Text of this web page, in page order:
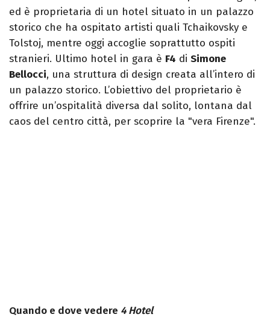
ed è proprietaria di un hotel situato in un palazzo
storico che ha ospitato artisti quali Tchaikovsky e
Tolstoj, mentre oggi accoglie soprattutto ospiti
stranieri. Ultimo hotel in gara è F4 di Simone
Bellocci, una struttura di design creata all’intero di
un palazzo storico. L’obiettivo del proprietario è
offrire un’ospitalità diversa dal solito, lontana dal
caos del centro città, per scoprire la "vera Firenze".
Quando e dove vedere 4 Hotel